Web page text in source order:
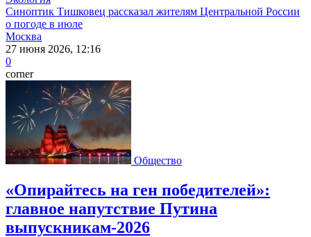
Синоптик Тишковец рассказал жителям Центральной России
о погоде в июле
Москва
27 июня 2026, 12:16
0
corner
Общество
«Опирайтесь на ген победителей»:
главное напутствие Путина
выпускникам-2026